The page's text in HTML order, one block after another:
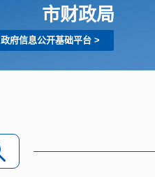
市财政局
政府信息公开基础平台>